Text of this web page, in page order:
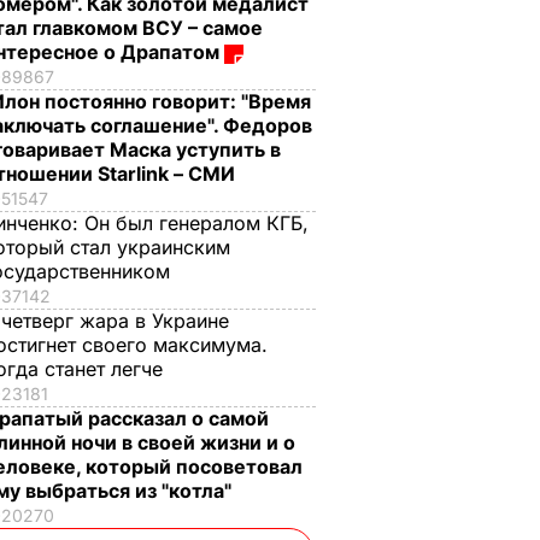
главкомом ВСУ – самое
о Драпатом
89867
постоянно говорит: "Время
соглашение". Федоров
Маска уступить в
Starlink – СМИ
51547
Он был генералом КГБ,
стал украинским
37142
жара в Украине
своего максимума.
станет легче
23181
рассказал о самой
ночи в своей жизни и о
который посоветовал
выбраться из "котла"
20270